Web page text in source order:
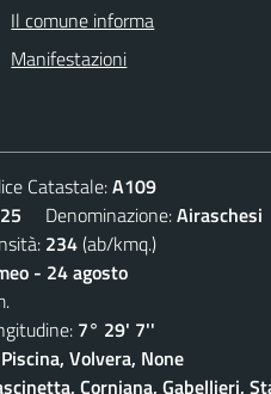
Il comune informa
Manifestazioni
Catastale:A109
Denominazione:Airaschesi
234(ab/kmq.)
- 24 agosto
7° 29' 7''
Volvera, None
Corniana, Gabellieri,